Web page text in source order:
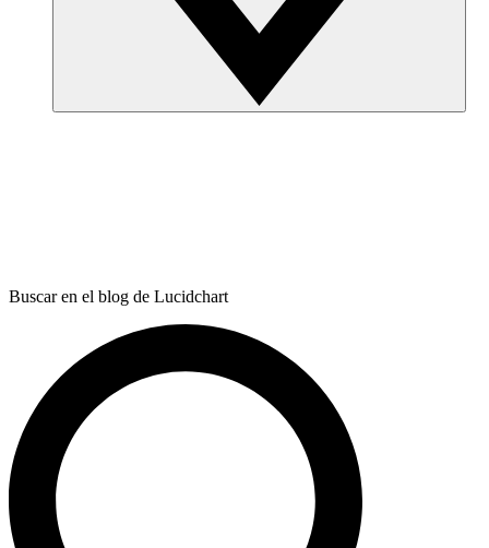
Buscar en el blog de Lucidchart